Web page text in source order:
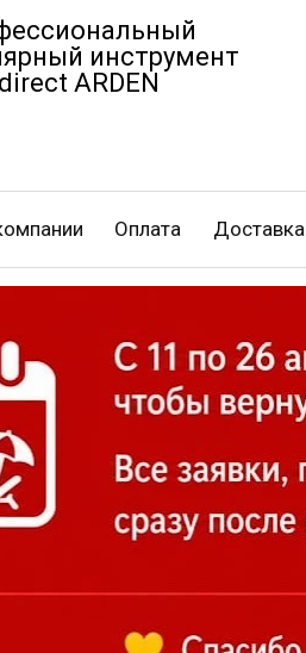
инструмент
ARDEN
Оплата Доставка